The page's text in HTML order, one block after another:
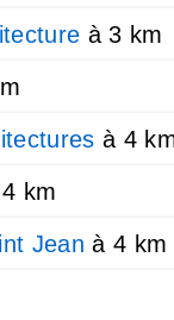
à 3 km
à 4
km
Jean à 4 km